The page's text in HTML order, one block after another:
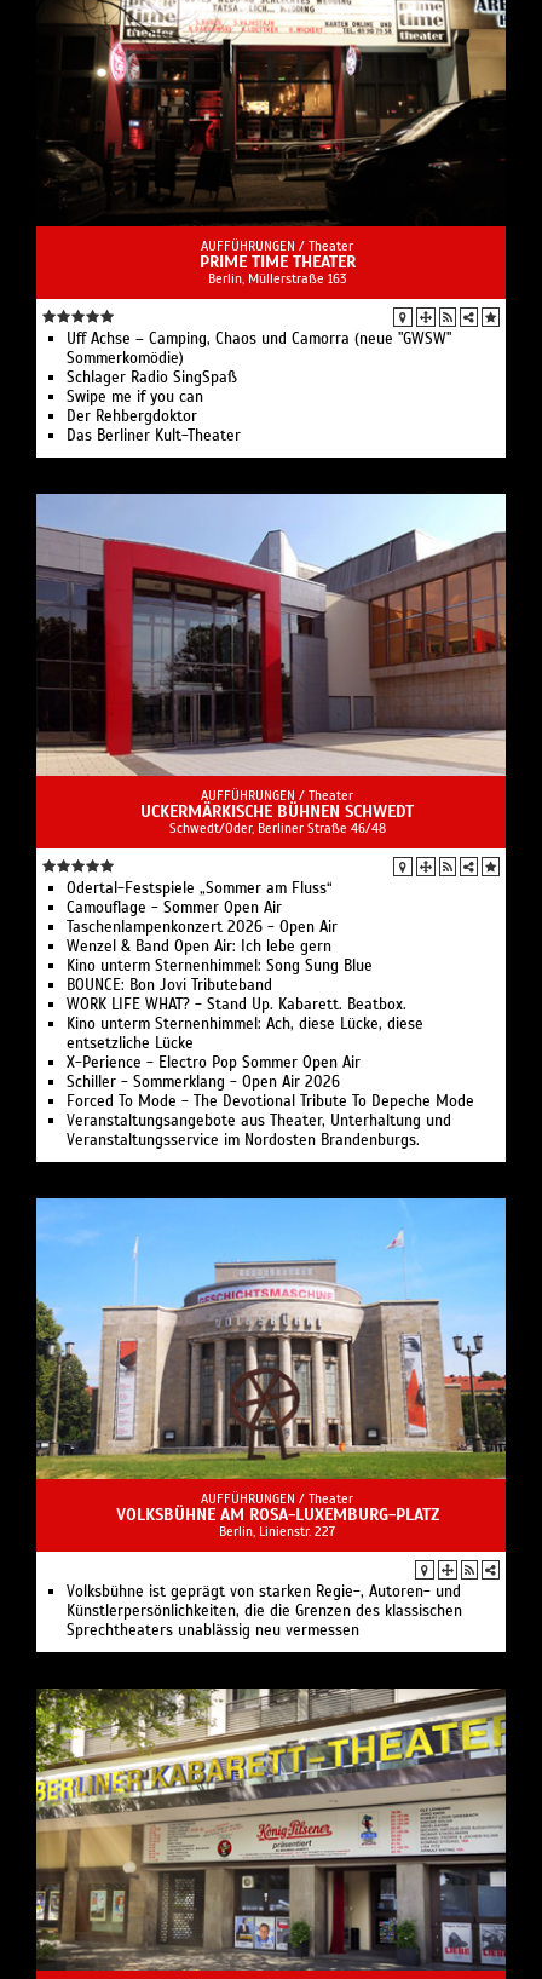
AUFFÜHRUNGEN / Theater
PRIME TIME THEATER
Berlin, ​Müllerstraße 163
Uff Achse – Camping, Chaos und Camorra (neue "GWSW"
Sommerkomödie)
Schlager Radio SingSpaß
Swipe me if you can
Der Rehbergdoktor
Das Berliner Kult-Theater
AUFFÜHRUNGEN / Theater
UCKERMÄRKISCHE BÜHNEN SCHWEDT
Schwedt/Oder, Berliner Straße 46/48
Odertal-Festspiele „Sommer am Fluss“
Camouflage - Sommer Open Air
Taschenlampenkonzert 2026 - Open Air
Wenzel & Band Open Air: Ich lebe gern
Kino unterm Sternenhimmel: Song Sung Blue
BOUNCE: Bon Jovi Tributeband
WORK LIFE WHAT? - Stand Up. Kabarett. Beatbox.
Kino unterm Sternenhimmel: Ach, diese Lücke, diese
entsetzliche Lücke
X-Perience - Electro Pop Sommer Open Air
Schiller - Sommerklang - Open Air 2026
Forced To Mode - The Devotional Tribute To Depeche Mode
Veranstaltungsangebote aus Theater, Unterhaltung und
Veranstaltungsservice im Nordosten Brandenburgs.
AUFFÜHRUNGEN / Theater
VOLKSBÜHNE AM ROSA-LUXEMBURG-PLATZ
Berlin, Linienstr. 227
Volksbühne ist geprägt von starken Regie-, Autoren- und
Künstlerpersönlichkeiten, die die Grenzen des klassischen
Sprechtheaters unablässig neu vermessen